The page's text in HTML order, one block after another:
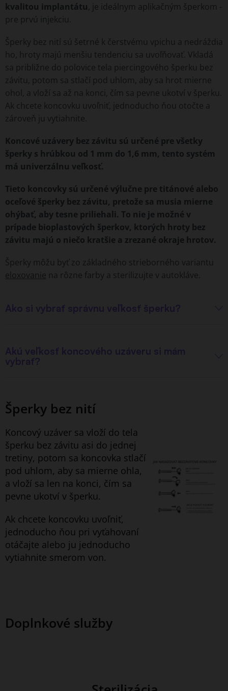
kvalitou implantátu , je ideálnym aplikačným šperkom -
pre prvú injekciu.
Šperky bez nití sú šetrné k čerstvému vpichu a nedráždia
ho, hroty majú menšiu tendenciu sa uvoľňovať. Vkladá
sa približne do polovice tela piercingového šperku bez
závitu, potom sa stlačí pod uhlom, aby sa hrot mierne
ohol, a vloží sa až na konci, čím sa pevne ukotví v šperku.
Ak chcete koncovku uvoľniť, jednoducho ňou otočte a
zároveň ju vytiahnite.
Koncové uzávery bez závitu sú určené pre všetky
šperky s hrúbkou od 1 mm do 1,6 mm, tento systém
má univerzálnu veľkosť.
Tieto koncovky sú určené výlučne pre titánové alebo
oceľové šperky bez závitu, pretože sa musia mierne
ohýbať, aby tesne priliehali. To nie je možné v
prípade bioplastových šperkov, ktorých hroty bez
závitu majú o niečo kratšie a zrezané okraje hrotov.
Šperky môžu byťzo základného strieborného variantu
eloxovanie na rôzne farby a sterilizujte v autokláve.
Šperky bez nití
Koncový uzáver sa vloží do tela
šperku bez závitu asi do jednej
tretiny, potom sa koncovka stlačí
pod uhlom, aby sa mierne ohla,
a vloží sa len na konci, čím sa
pevne ukotví v šperku.
Ak chcete koncovku uvoľniť,
jednoducho ňou pri vyťahovaní
otáčajte alebo ju jednoducho
vytiahnite smerom von.
Doplnkové služby